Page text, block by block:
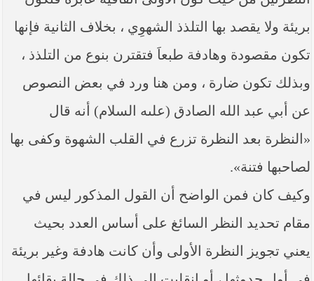
بريئة ولا يقصد بها التلذذ الشهوِي ، بخلاف الثانية فإنها
تكون مقصودة وهادفة طبعاَ فتقترن بنوع من التلذذ ،
وبذلك تكون ضارة ، ومن هنا ورد في بعض النصوص
عن أبي عبد الله الصادق (علىه السلام) أنه قال
«النظرة بعد النظرة تزرع في القلب الشهوة وكفى بها
لصاحبها فتنة».
وكيف كان فمن الواضح أن القول المذكور ليس في
مقام تحديد النظر السائغ على أساس العدد بحيث
يعني تجويز النظرة الأولى وأن كانت هادفة وغير بريئة